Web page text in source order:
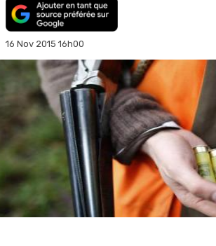
16 Nov 2015 16h00